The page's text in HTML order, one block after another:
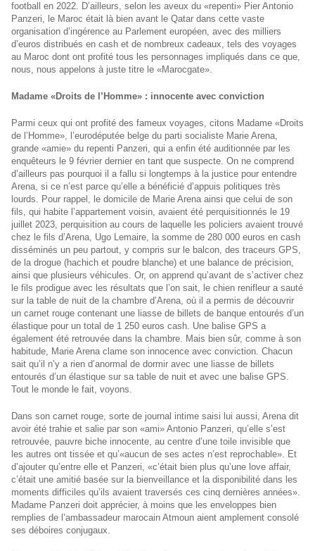
football en 2022. D’ailleurs, selon les aveux du «repenti» Pier Antonio
Panzeri, le Maroc était là bien avant le Qatar dans cette vaste
organisation d’ingérence au Parlement européen, avec des milliers
d’euros distribués en cash et de nombreux cadeaux, tels des voyages
au Maroc dont ont profité tous les personnages impliqués dans ce que,
nous, nous appelons à juste titre le «Marocgate».
Madame «Droits de l’Homme» : innocente avec conviction
Parmi ceux qui ont profité des fameux voyages, citons Madame «Droits
de l’Homme», l’eurodéputée belge du parti socialiste Marie Arena,
grande «amie» du repenti Panzeri, qui a enfin été auditionnée par les
enquêteurs le 9 février dernier en tant que suspecte. On ne comprend
d’ailleurs pas pourquoi il a fallu si longtemps à la justice pour entendre
Arena, si ce n’est parce qu’elle a bénéficié d’appuis politiques très
lourds. Pour rappel, le domicile de Marie Arena ainsi que celui de son
fils, qui habite l’appartement voisin, avaient été perquisitionnés le 19
juillet 2023, perquisition au cours de laquelle les policiers avaient trouvé
chez le fils d’Arena, Ugo Lemaire, la somme de 280 000 euros en cash
disséminés un peu partout, y compris sur le balcon, des traceurs GPS,
de la drogue (hachich et poudre blanche) et une balance de précision,
ainsi que plusieurs véhicules. Or, on apprend qu’avant de s’activer chez
le fils prodigue avec les résultats que l’on sait, le chien renifleur a sauté
sur la table de nuit de la chambre d’Arena, où il a permis de découvrir
un carnet rouge contenant une liasse de billets de banque entourés d’un
élastique pour un total de 1 250 euros cash. Une balise GPS a
également été retrouvée dans la chambre. Mais bien sûr, comme à son
habitude, Marie Arena clame son innocence avec conviction. Chacun
sait qu’il n’y a rien d’anormal de dormir avec une liasse de billets
entourés d’un élastique sur sa table de nuit et avec une balise GPS.
Tout le monde le fait, voyons.
Dans son carnet rouge, sorte de journal intime saisi lui aussi, Arena dit
avoir été trahie et salie par son «ami» Antonio Panzeri, qu’elle s’est
retrouvée, pauvre biche innocente, au centre d’une toile invisible que
les autres ont tissée et qu’«aucun de ses actes n’est reprochable». Et
d’ajouter qu’entre elle et Panzeri, «c’était bien plus qu’une love affair,
c’était une amitié basée sur la bienveillance et la disponibilité dans les
moments difficiles qu’ils avaient traversés ces cinq dernières années».
Madame Panzeri doit apprécier, à moins que les enveloppes bien
remplies de l’ambassadeur marocain Atmoun aient amplement consolé
ses déboires conjugaux.